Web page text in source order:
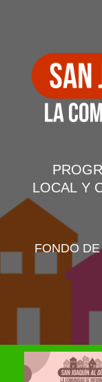
LOCAL Y
FONDO